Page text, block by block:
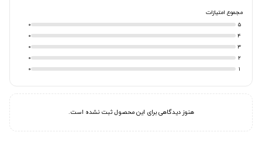
مجموع امتیازات
5
0
4
0
3
0
2
0
1
0
هنوز دیدگاهی برای این محصول ثبت نشده است.